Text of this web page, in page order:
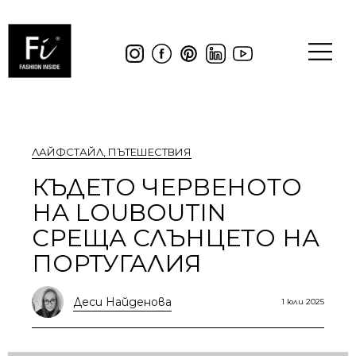
ЛАЙФСТАЙЛ ПЪТЕШЕСТВИЯ
КЪДЕТО ЧЕРВЕНОТО
НА LOUBOUTIN
СРЕЩА СЛЪНЦЕТО НА
ПОРТУГАЛИЯ
Деси Найденова 1 юли 2025